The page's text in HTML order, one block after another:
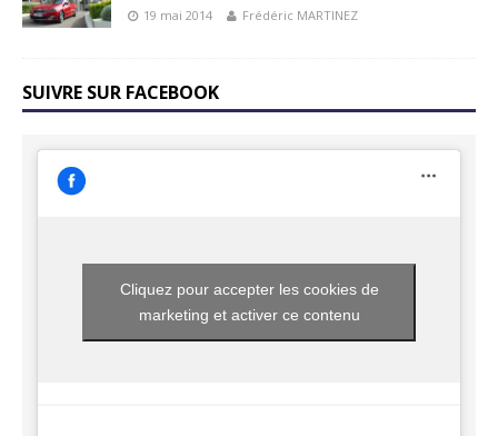
19 mai 2014 Frédéric MARTINEZ
SUIVRE SUR FACEBOOK
Cliquez pour accepter les cookies de
marketing et activer ce contenu